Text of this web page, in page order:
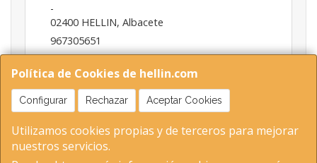
Política de Cookies de hellin.com
Configurar Rechazar Aceptar Cookies
Utilizamos cookies propias y de terceros para mejorar
nuestros servicios.
-
02400 HELLIN, Albacete
967305651
INFO@HELLIN.COM
Horario
09:00-13:30; 16:30-20:30